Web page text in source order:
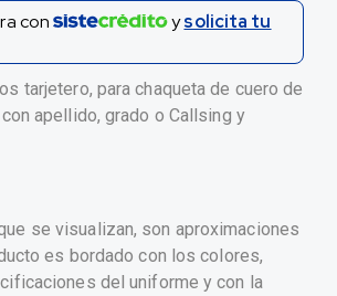
con ysolicita tu
tarjetero, para chaqueta de cuero de
apellido, grado o Callsing y
se visualizan, son aproximaciones
es bordado con los colores,
del uniforme y con la